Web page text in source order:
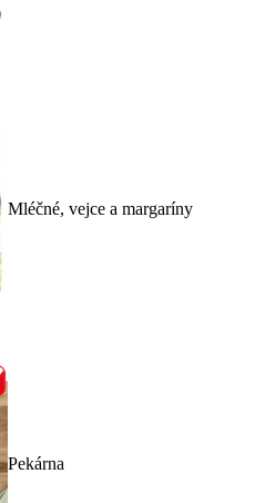
Mléčné, vejce a margaríny
Pekárna